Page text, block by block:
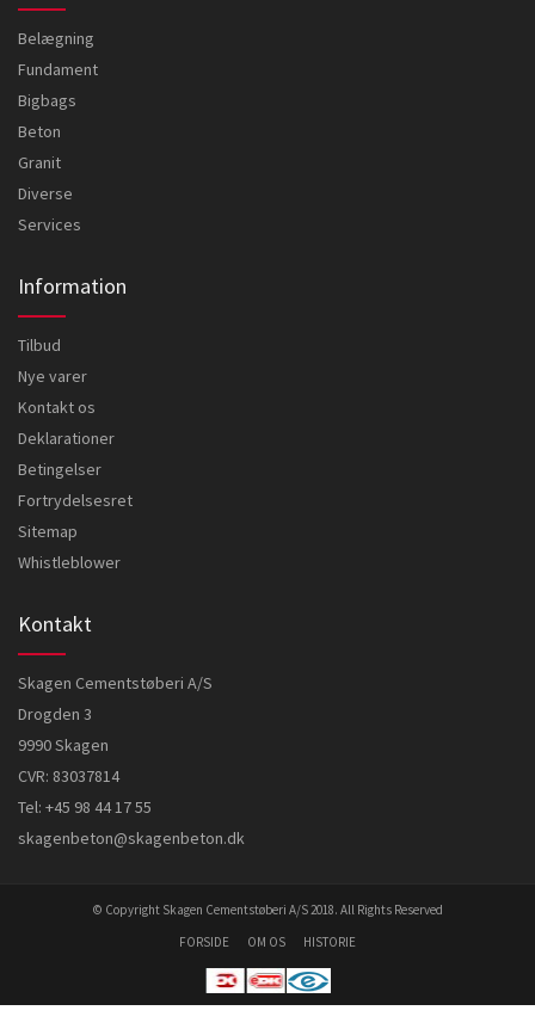
Belægning
Fundament
Bigbags
Beton
Granit
Diverse
Services
Information
Tilbud
Nye varer
Kontakt os
Deklarationer
Betingelser
Fortrydelsesret
Sitemap
Whistleblower
Kontakt
Skagen Cementstøberi A/S
Drogden 3
9990 Skagen
CVR: 83037814
Tel: +45 98 44 17 55
skagenbeton@skagenbeton.dk
© Copyright Skagen Cementstøberi A/S 2018. All Rights Reserved
FORSIDE
OM OS HISTORIE